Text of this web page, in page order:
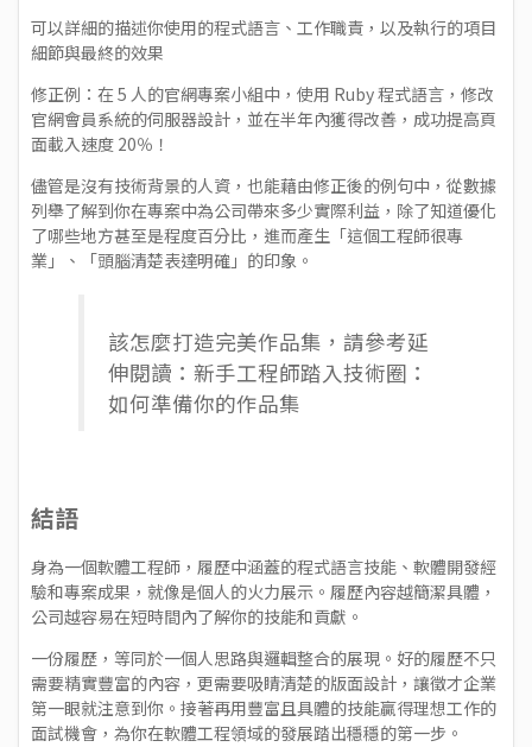
可以詳細的描述你使用的程式語言、工作職責，以及執行的項目
細節與最終的效果
修正例：在 5 人的官網專案小組中，使用 Ruby 程式語言，修改
官網會員系統的伺服器設計，並在半年內獲得改善，成功提高頁
面載入速度 20％！
儘管是沒有技術背景的人資，也能藉由修正後的例句中，從數據
列舉了解到你在專案中為公司帶來多少實際利益，除了知道優化
了哪些地方甚至是程度百分比，進而產生「這個工程師很專
業」、「頭腦清楚表達明確」的印象。
該怎麼打造完美作品集，請參考延
伸閱讀：新手工程師踏入技術圈：
如何準備你的作品集
結語
身為一個軟體工程師，履歷中涵蓋的程式語言技能、軟體開發經
驗和專案成果，就像是個人的火力展示。履歷內容越簡潔具體，
公司越容易在短時間內了解你的技能和貢獻。
一份履歷，等同於一個人思路與邏輯整合的展現。好的履歷不只
需要精實豐富的內容，更需要吸睛清楚的版面設計，讓徵才企業
第一眼就注意到你。接著再用豐富且具體的技能贏得理想工作的
面試機會，為你在軟體工程領域的發展踏出穩穩的第一步。